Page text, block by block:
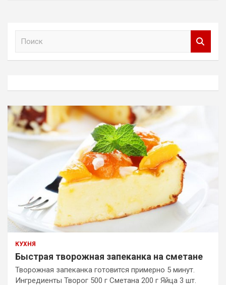
КУХНЯ
Быстрая творожная запеканка на сметане
Творожная запеканка готовится примерно 5 минут.
Ингредиенты Творог 500 г Сметана 200 г Яйца 3 шт.